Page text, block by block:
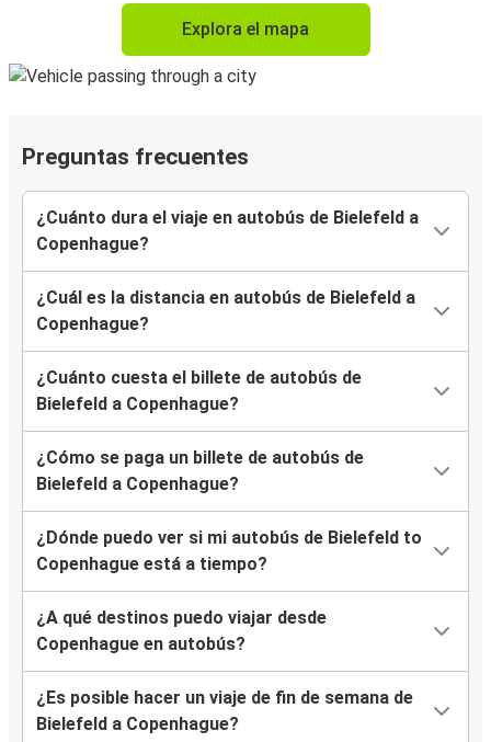
Explora el mapa
Preguntas frecuentes
¿Cuánto dura el viaje en autobús de Bielefeld a
Copenhague?
¿Cuál es la distancia en autobús de Bielefeld a
Copenhague?
¿Cuánto cuesta el billete de autobús de
Bielefeld a Copenhague?
¿Cómo se paga un billete de autobús de
Bielefeld a Copenhague?
¿Dónde puedo ver si mi autobús de Bielefeld to
Copenhague está a tiempo?
¿A qué destinos puedo viajar desde
Copenhague en autobús?
¿Es posible hacer un viaje de fin de semana de
Bielefeld a Copenhague?